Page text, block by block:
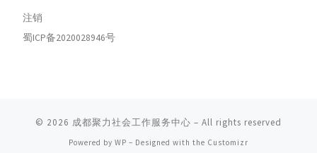
注销
蜀ICP备2020028946号
© 2026 成都聚力社会工作服务中心 – All rights reserved
Powered by WP – Designed with the Customizr